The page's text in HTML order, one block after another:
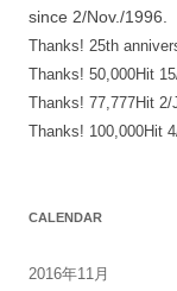
ン
since 2/Nov./1996.
Thanks! 25th
Thanks! 50,000Hit
Thanks! 77,777Hit 2/
Thanks! 100,000Hit
CALENDAR
2016年11月